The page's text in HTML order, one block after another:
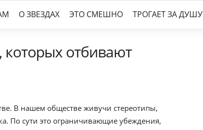
О ЗВЕЗДАХ ЭТО СМЕШНО ТРОГАЕТ ЗА ДУШУ
которых отбивают
В нашем обществе живучи стереотипы,
По сути это ограничивающие убеждения,